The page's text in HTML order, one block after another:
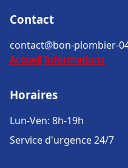
Contact
contact@bon-plombier-
Accueil Informations
Horaires
Lun-Ven: 8h-19h
Service d'urgence 24/7